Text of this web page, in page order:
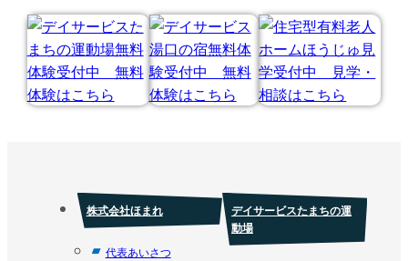
株式会社ほまれ
代表あいさつ
デイサービスたまちの運
動場